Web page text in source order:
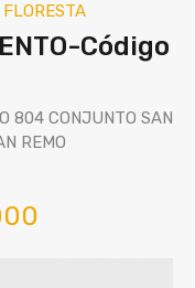
FLORESTA
Código
804 CONJUNTO SAN
REMO